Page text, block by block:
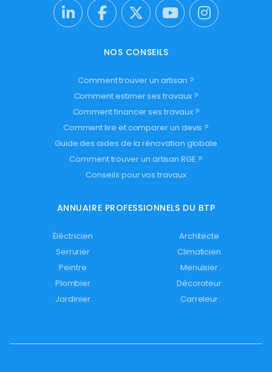
NOS CONSEILS
Comment trouver un artisan ?
Comment estimer ses travaux ?
Comment financer ses travaux ?
Comment lire et comparer un devis ?
Guide des aides de la rénovation globale
Comment trouver un artisan RGE ?
Conseils pour vos travaux
ANNUAIRE PROFESSIONNELS DU BTP
Éléctricien
Architecte
Serrurier
Climaticien
Peintre
Menuisier
Plombier
Décorateur
Jardinier
Carreleur